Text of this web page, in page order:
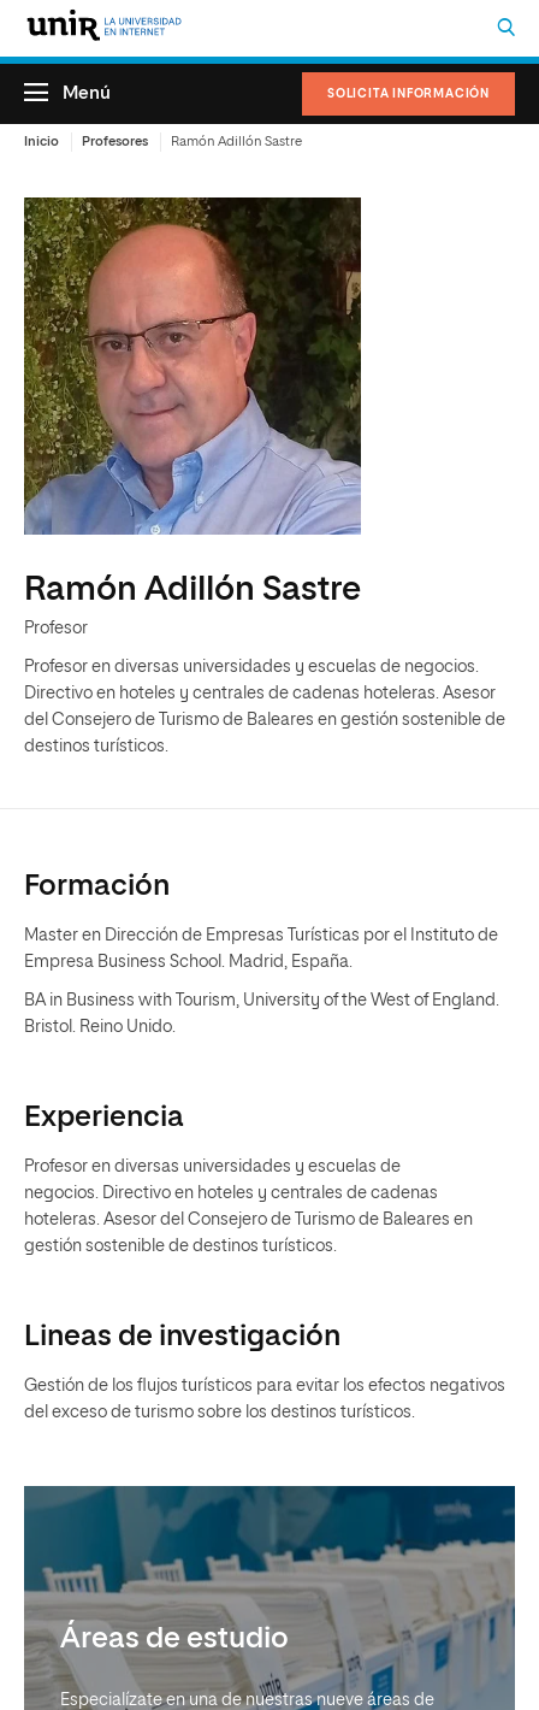
SOLICITA INFORMACIÓN
Menú
Inicio Profesores Ramón Adillón Sastre
Ramón Adillón Sastre
Profesor
Profesor en diversas universidades y escuelas de negocios.
Directivo en hoteles y centrales de cadenas hoteleras. Asesor
del Consejero de Turismo de Baleares en gestión sostenible de
destinos turísticos.
Formación
Master en Dirección de Empresas Turísticas por el Instituto de
Empresa Business School. Madrid, España.
BA in Business with Tourism, University of the West of England.
Bristol. Reino Unido.
Experiencia
Profesor en diversas universidades y escuelas de
negocios. Directivo en hoteles y centrales de cadenas
hoteleras. Asesor del Consejero de Turismo de Baleares en
gestión sostenible de destinos turísticos.
Lineas de investigación
Gestión de los flujos turísticos para evitar los efectos negativos
del exceso de turismo sobre los destinos turísticos.
Áreas de estudio
Especialízate en una de nuestras nueve áreas de